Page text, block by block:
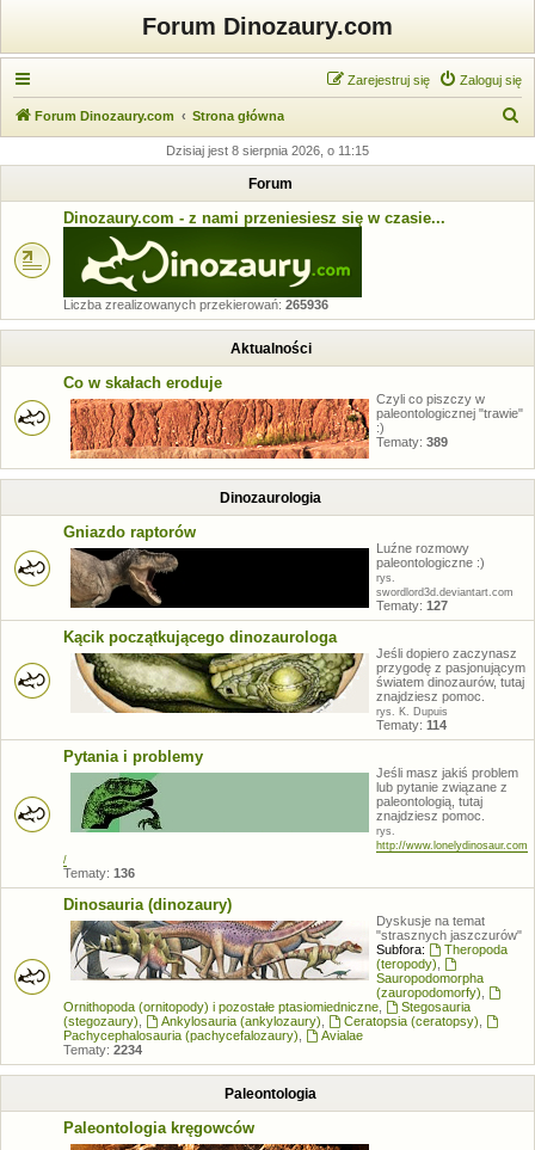
Forum Dinozaury.com
Zaloguj się
Zarejestruj się
Forum Dinozaury.com Strona główna
k
Dzisiaj jest 8 sierpnia 2026, o 11:15
Forum
Dinozaury.com - z nami przeniesiesz się w czasie...
Liczba zrealizowanych przekierowań: 265936
Aktualności
Co w skałach eroduje
Czyli co piszczy w
paleontologicznej "trawie"
:)
Tematy: 389
Dinozaurologia
Gniazdo raptorów
Luźne rozmowy
paleontologiczne :)
rys.
swordlord3d.deviantart.com
Tematy: 127
Kącik początkującego dinozaurologa
Jeśli dopiero zaczynasz
przygodę z pasjonującym
światem dinozaurów, tutaj
znajdziesz pomoc.
rys. K. Dupuis
Tematy: 114
Pytania i problemy
Jeśli masz jakiś problem
lub pytanie związane z
paleontologią, tutaj
znajdziesz pomoc.
rys.
http://www.lonelydinosaur.com
/
Tematy: 136
Dinosauria (dinozaury)
Dyskusje na temat
"strasznych jaszczurów"
Subfora:
Theropoda
(teropody)
Sauropodomorpha
(zauropodomorfy)
Ornithopoda (ornitopody) i pozostałe ptasiomiedniczne
Stegosauria
(stegozaury)
Ankylosauria (ankylozaury) Ceratopsia (ceratopsy)
Pachycephalosauria (pachycefalozaury)
Avialae
Tematy: 2234
Paleontologia
Paleontologia kręgowców